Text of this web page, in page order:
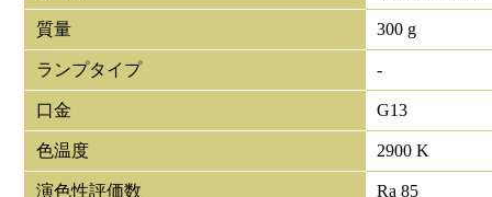
質量 300 g
ランプタイプ -
口金 G13
色温度 2900 K
演色性評価数 Ra 85